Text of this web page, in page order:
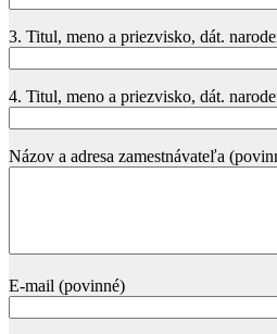
3. Titul, meno a priezvisko, dát.
4. Titul, meno a priezvisko, dát.
Názov a adresa zamestnávateľa
E-mail (povinné)